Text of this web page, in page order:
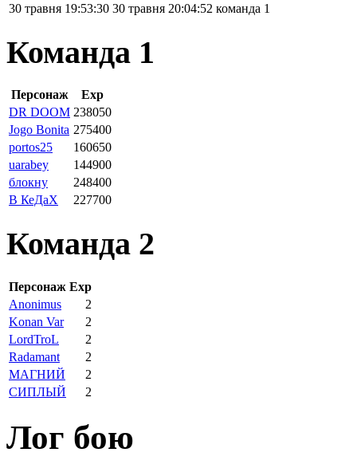
30 травня 19:53:30 30 травня 20:04:52 команда 1
Команда 1
Персонаж
Exp
DR DOOM 238050
Jogo Bonita 275400
portos25
160650
uarabey
144900
блокну
248400
В КеДаХ
227700
Команда 2
Персонаж Exp
Anonimus
2
Konan Var
2
LordTroL
2
Radamant
2
МАГНИЙ
2
СИПЛЫЙ
2
Лог бою